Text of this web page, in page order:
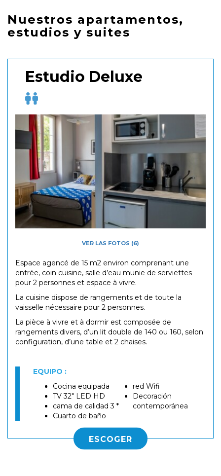
Nuestros apartamentos,
estudios y suites
Estudio Deluxe
VER LAS FOTOS (6)
Espace agencé de 15 m2 environ comprenant une
entrée, coin cuisine, salle d’eau munie de serviettes
pour 2 personnes et espace à vivre.
La cuisine dispose de rangements et de toute la
vaisselle nécessaire pour 2 personnes.
La pièce à vivre et à dormir est composée de
rangements divers, d’un lit double de 140 ou 160, selon
configuration, d’une table et 2 chaises.
EQUIPO :
Cocina equipada
TV 32" LED HD
cama de calidad 3 *
Cuarto de baño
red Wifi
Decoración
contemporánea
ESCOGER